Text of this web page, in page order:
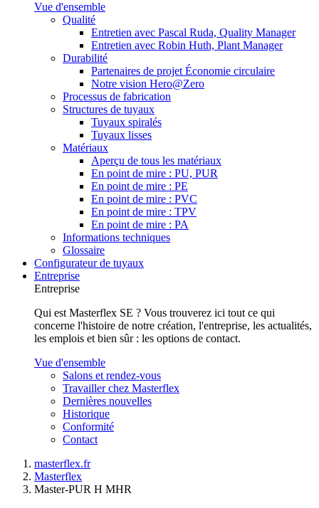
Vue d'ensemble
Qualité
Entretien avec Pascal Ruda, Quality Manager
Entretien avec Robin Huth, Plant Manager
Durabilité
Partenaires de projet Économie circulaire
Notre vision Hero@Zero
Processus de fabrication
Structures de tuyaux
Tuyaux spiralés
Tuyaux lisses
Matériaux
Aperçu de tous les matériaux
En point de mire : PU, PUR
En point de mire : PE
En point de mire : PVC
En point de mire : TPV
En point de mire : PA
Informations techniques
Glossaire
Configurateur de tuyaux
Entreprise
Entreprise
Qui est Masterflex SE ? Vous trouverez ici tout ce qui
concerne l'histoire de notre création, l'entreprise, les actualités,
les emplois et bien sûr : les options de contact.
Vue d'ensemble
Salons et rendez-vous
Travailler chez Masterflex
Dernières nouvelles
Historique
Conformité
Contact
masterflex.fr
Masterflex
Master-PUR H MHR